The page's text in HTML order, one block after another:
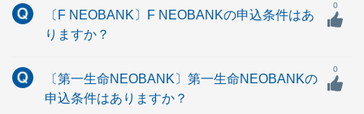
〔F NEOBANK〕F NEOBANKの申込条件はあ
りますか？
0
〔第一生命NEOBANK〕第一生命NEOBANKの
申込条件はありますか？
0